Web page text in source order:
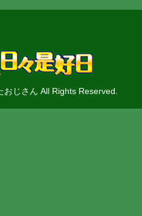
じさん All Rights Reserved.